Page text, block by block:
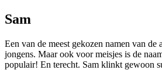
Sam
Een van de meest gekozen namen van de
jongens. Maar ook voor meisjes is de
populair! En terecht. Sam klinkt gewoon